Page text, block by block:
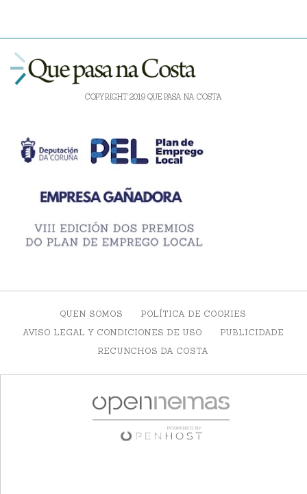
COPYRIGHT 2019 QUE PASA NA COSTA
QUEN SOMOS
POLÍTICA DE COOKIES
AVISO LEGAL Y CONDICIONES DE USO
PUBLICIDADE
RECUNCHOS DA COSTA